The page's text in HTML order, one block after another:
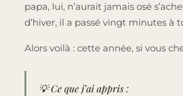
papa, lui, n’aurait jamais osé
d’hiver, il a passé vingt minutes à
Alors voilà : cette année, si vous
💡Ce que j’ai appris :